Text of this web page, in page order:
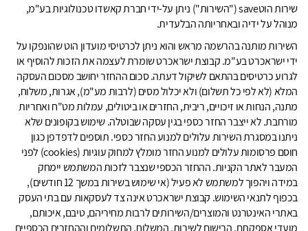
שירות הוטsave ("השירות") ניתן על-ידי חברת קאשדו טכנולוגיות בע"מ,
מנוהל על ידיה ובאחריותה הבלעדית.
השירות מותנה בהרשמה מראש והוא ניתן לכרטיסי מועדון הוט שהונפקו על
ידי ישראכרט בע"מ. קבוצת ישראכרט שומרת לעצמה את הזכות להוסיף או
לגרוע כרטיסים בהתאם לשיקול דעתה. סכום ההחזר יחושב מסכום העסקה
המלא (לא לפי כל תשלום) ולא יכלול מסים (לרבות מע"מ), אגרות, משלוח,
מתנה, הנחות או זיכויים, ריבית, החזרים או ביטולים, עמלות מט"ח ואחריות
מורחבת. לא ייצבר החזר כספי בגין עסקה שבוטלה. שימוש בקופונים שלא
ניתנו במסגרת השירות עלולים למנוע החזר כספי. תוספים לדפדפן כגון
חוסם פרסומות עלולים למנוע החזר מומלץ למחוק עוגיות (cookies) לפני
המעבר לאתר הקניות. ההחזר הכספי שנצבר לזכות המשתמש יימחק
במידה ויהפוך למשתמש לא פעיל (אי שימוש בשירות במשך 12 חודשים),
בכפוף לתנאי השימוש. קבוצת ישראכרט אינה צד לעסקאות עם בתי העסק
באתרי האינטרנט והמוצרים/השירותים לרבות מחיריהם, טיבם, איכותם,
מועדי אספקתם, הרישום לשירות, המשלוח, התשלומים וההחזרים הכספיים